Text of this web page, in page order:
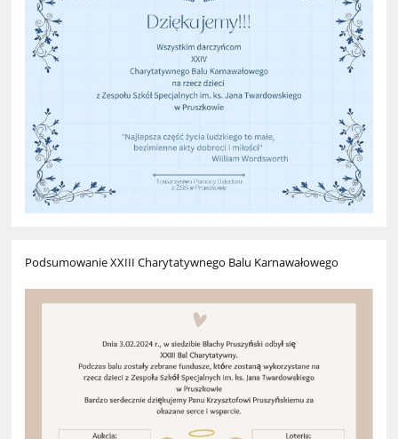
Podsumowanie XXIII Charytatywnego Balu Karnawałowego